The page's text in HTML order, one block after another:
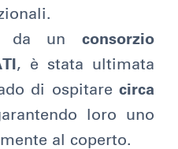
da un consorzio
, è stata ultimata
di ospitare circa
loro uno
al coperto.